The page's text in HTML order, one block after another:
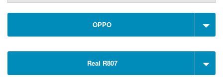
OPPO
Real R807